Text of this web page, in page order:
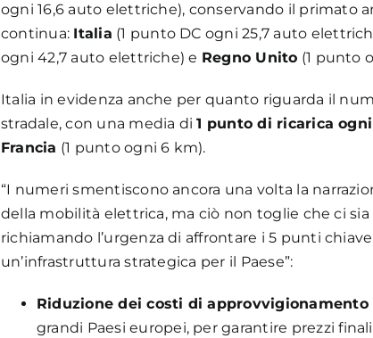
ogni 16,6 auto elettriche), conservando il primato
continua: Italia (1 punto DC ogni 25,7 auto
ogni 42,7 auto elettriche) e Regno Unito (1 punto
Italia in evidenza anche per quanto riguarda il
stradale, con una media di1 punto di ricarica
Francia (1 punto ogni 6 km).
“I numeri smentiscono ancora una volta la
della mobilità elettrica, ma ciò non toglie che ci
richiamando l’urgenza di affrontare i 5 punti
un’infrastruttura strategica per il Paese”:
Riduzione dei costi di approvvigionamento
grandi Paesi europei, per garantire prezzi